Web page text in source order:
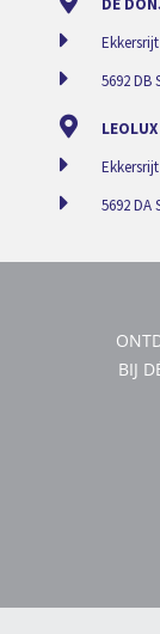
DE
5692 DB
5692 DA
BIJ